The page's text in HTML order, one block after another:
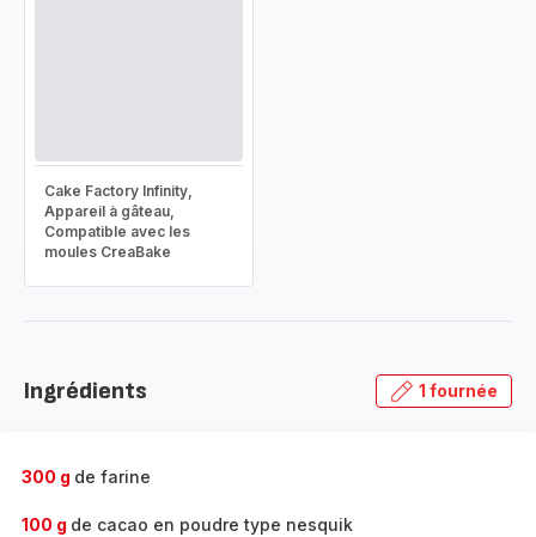
Cake Factory Infinity,
Appareil à gâteau,
Compatible avec les
moules CreaBake
Ingrédients 1 fournée
300 g de farine
100 g de cacao en poudre type nesquik